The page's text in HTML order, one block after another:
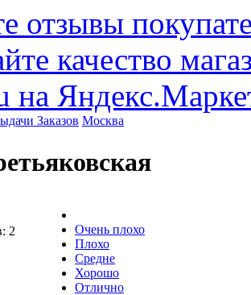
Заказов Москва
2
Очень плохо
Плохо
Средне
Хорошо
Отлично